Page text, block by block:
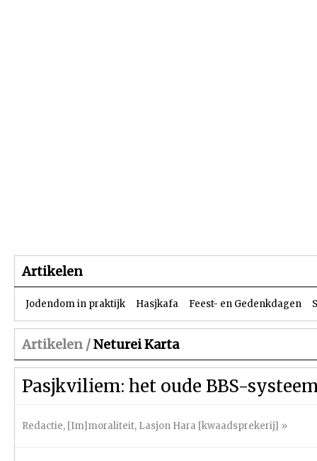
Artikelen
Jodendom in praktijk Hasjkafa Feest- en Gedenkdagen
Artikelen /Neturei Karta
Pasjkviliem: het oude BBS-
Redactie, [Im]moraliteit, Lasjon Hara [kwaadsprekerij] »